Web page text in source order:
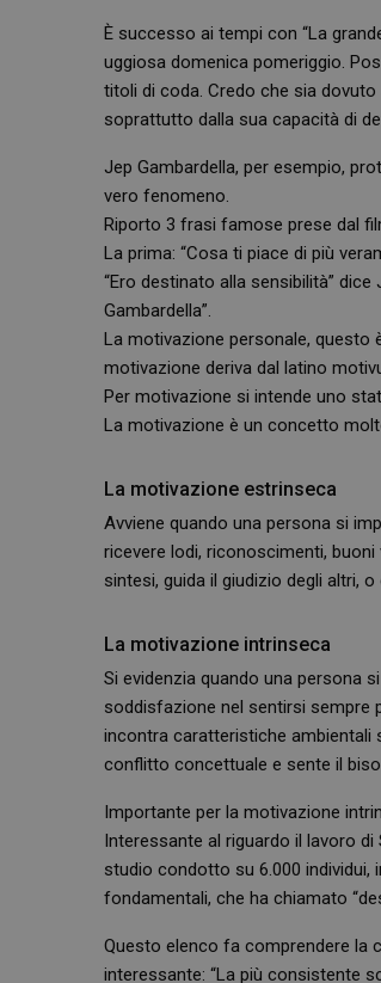
È successo ai tempi con “La
uggiosa domenica pomeriggio.
titoli di coda. Credo che sia
soprattutto dalla sua capacità di
Jep Gambardella, per esempio,
vero fenomeno.
Riporto 3 frasi famose prese dal
La prima: “Cosa ti piace di più
“Ero destinato alla sensibilità”
Gambardella”.
La motivazione personale, questo
motivazione deriva dal latino
Per motivazione si intende uno
La motivazione è un concetto
La motivazione estrinseca
Avviene quando una persona si
ricevere lodi, riconoscimenti,
sintesi, guida il giudizio degli altri, o
La motivazione intrinseca
Si evidenzia quando una persona
soddisfazione nel sentirsi sempre
incontra caratteristiche ambientali
conflitto concettuale e sente il
Importante per la motivazione
Interessante al riguardo il lavoro
studio condotto su 6.000 individui,
fondamentali, che ha chiamato
Questo elenco fa comprendere la
interessante: “La più consistente